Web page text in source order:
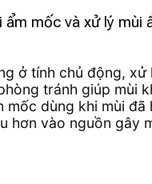
ẩm mốc và xử lý mùi
ở tính chủ động, xử
tránh giúp mùi
mốc dùng khi mùi đã
hơn vào nguồn gây